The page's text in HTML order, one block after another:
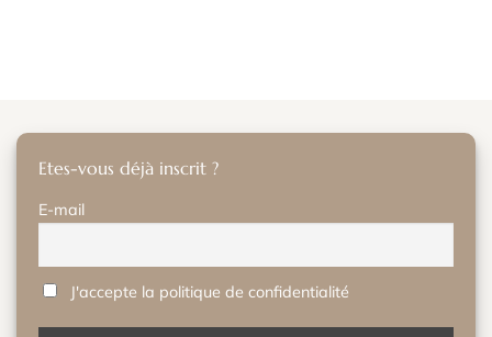
Etes-vous déjà inscrit ?
E-mail
J'accepte la politique de confidentialité